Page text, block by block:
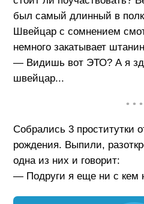
был самый длинный в
Швейцар с сомнением
немного закатывает
— Видишь вот ЭТО? А я
швейцар...
• • •
Собрались 3 проститутки
рождения. Выпили,
одна из них и говорит:
— Подруги я еще ни с кем